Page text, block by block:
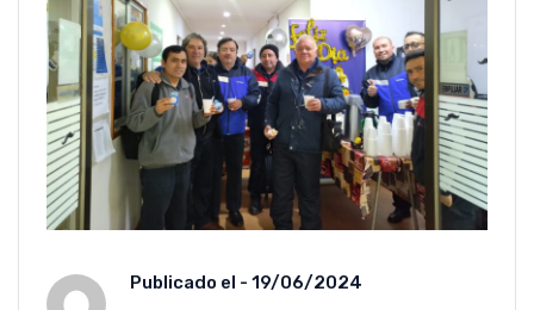
Publicado el - 19/06/2024